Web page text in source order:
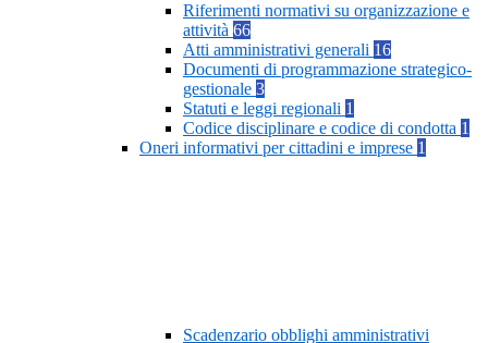
Riferimenti normativi su organizzazione e
attività 66
Atti amministrativi generali 16
Documenti di programmazione strategico-
gestionale 3
Statuti e leggi regionali 1
Codice disciplinare e codice di condotta 1
Oneri informativi per cittadini e imprese 1
Scadenzario obblighi amministrativi